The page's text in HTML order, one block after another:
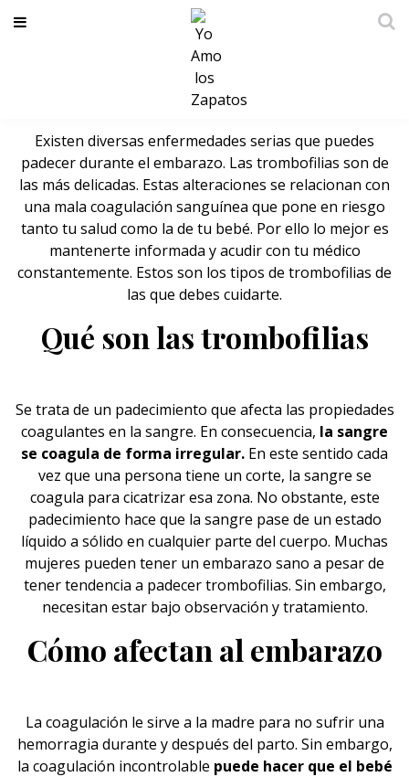
Cómo afectan las trombofilias
durante el embarazo
Existen diversas enfermedades serias que puedes
padecer durante el embarazo. Las trombofilias son de
las más delicadas. Estas alteraciones se relacionan con
una mala coagulación sanguínea que pone en riesgo
tanto tu salud como la de tu bebé. Por ello lo mejor es
mantenerte informada y acudir con tu médico
constantemente. Estos son los tipos de trombofilias de
las que debes cuidarte.
Qué son las trombofilias
Se trata de un padecimiento que afecta las propiedades
coagulantes en la sangre. En consecuencia, la sangre
se coagula de forma irregular. En este sentido cada
vez que una persona tiene un corte, la sangre se
coagula para cicatrizar esa zona. No obstante, este
padecimiento hace que la sangre pase de un estado
líquido a sólido en cualquier parte del cuerpo. Muchas
mujeres pueden tener un embarazo sano a pesar de
tener tendencia a padecer trombofilias. Sin embargo,
necesitan estar bajo observación y tratamiento.
Cómo afectan al embarazo
La coagulación le sirve a la madre para no sufrir una
hemorragia durante y después del parto. Sin embargo,
la coagulación incontrolable puede hacer que el bebé